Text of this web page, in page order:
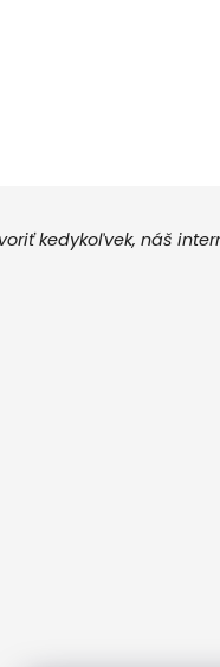
kedykoľvek, náš